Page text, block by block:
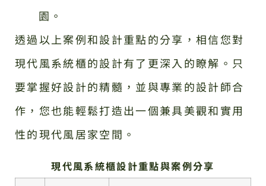
園。
透過以上案例和設計重點的分享，相信您對
現代風系統櫃的設計有了更深入的瞭解。只
要掌握好設計的精髓，並與專業的設計師合
作，您也能輕鬆打造出一個兼具美觀和實用
性的現代風居家空間。
現代風系統櫃設計重點與案例分享